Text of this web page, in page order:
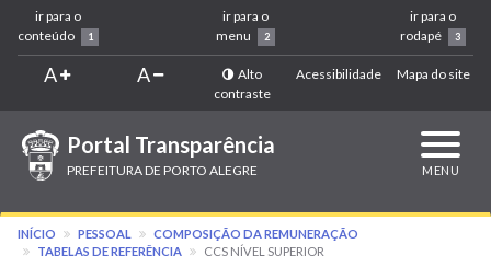
ir para o
conteúdo
1
ir para o
menu
2
ir para o
rodapé
3
A A
Alto
contraste
Acessibilidade Mapa do site
Portal Transparência
PREFEITURA DE PORTO ALEGRE
MENU
INÍCIO PESSOAL
COMPOSIÇÃO DA REMUNERAÇÃO
TABELAS DE REFERÊNCIA
CCS NÍVEL SUPERIOR